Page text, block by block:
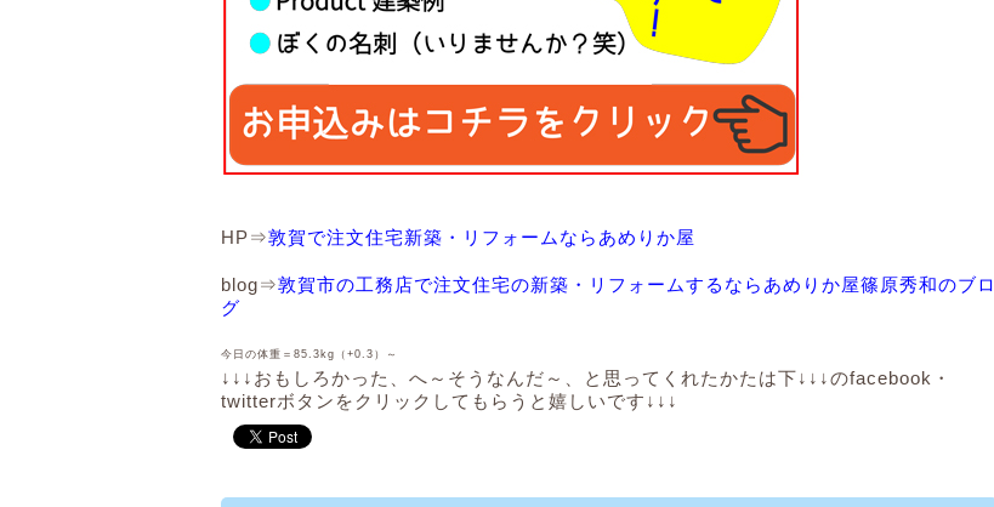
HP⇒敦賀で注文住宅新築・リフォームならあめりか屋
blog⇒敦賀市の工務店で注文住宅の新築・リフォームするならあめりか屋篠原秀和のブロ
グ
今日の体重＝ 85.3kg （+0.3 ）～
↓↓↓おもしろかった、へ～そうなんだ～、と思ってくれたかたは下↓↓↓のfacebook・
twitterボタンをクリックしてもらうと嬉しいです↓↓↓